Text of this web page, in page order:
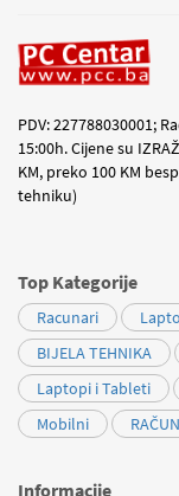
PDV: 227788030001;
15:00h. Cijene su
KM, preko 100 KM
tehniku)
Top Kategorije
Racunari
BIJELA TEHNIKA
Laptopi i Tableti
Mobilni
Informacije